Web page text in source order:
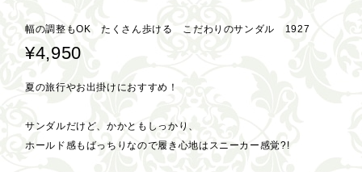
幅の調整もOK たくさん歩ける こだわりのサンダル 1927
¥4,950
夏の旅行やお出掛けにおすすめ！
サンダルだけど、かかともしっかり、
ホールド感もばっちりなので履き心地はスニーカー感覚?!